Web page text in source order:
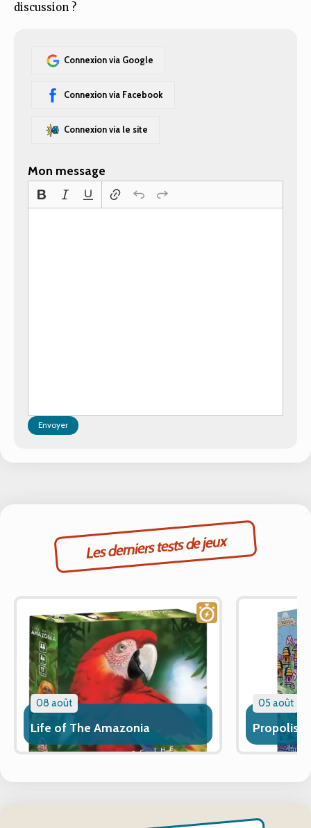
discussion ?
Connexion via Google
Connexion via Facebook
Connexion via le site
Mon message
Envoyer
Les derniers tests de jeux
08 août
Life of The Amazonia
05 août
Propolis